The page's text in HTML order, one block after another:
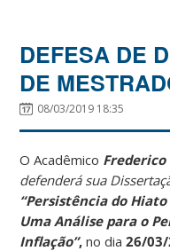
DEFESA DE
DE
08/03/2019 18:35
O Acadêmico
defenderá sua
“Persistência do
Uma Análise para o
Inflação”, no dia 26/